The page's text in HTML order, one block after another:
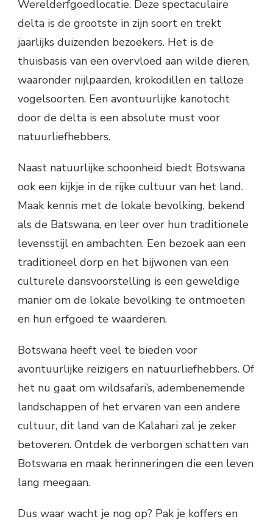
Werelderfgoedlocatie. Deze spectaculaire
delta is de grootste in zijn soort en trekt
jaarlijks duizenden bezoekers. Het is de
thuisbasis van een overvloed aan wilde dieren,
waaronder nijlpaarden, krokodillen en talloze
vogelsoorten. Een avontuurlijke kanotocht
door de delta is een absolute must voor
natuurliefhebbers.
Naast natuurlijke schoonheid biedt Botswana
ook een kijkje in de rijke cultuur van het land.
Maak kennis met de lokale bevolking, bekend
als de Batswana, en leer over hun traditionele
levensstijl en ambachten. Een bezoek aan een
traditioneel dorp en het bijwonen van een
culturele dansvoorstelling is een geweldige
manier om de lokale bevolking te ontmoeten
en hun erfgoed te waarderen.
Botswana heeft veel te bieden voor
avontuurlijke reizigers en natuurliefhebbers. Of
het nu gaat om wildsafari’s, adembenemende
landschappen of het ervaren van een andere
cultuur, dit land van de Kalahari zal je zeker
betoveren. Ontdek de verborgen schatten van
Botswana en maak herinneringen die een leven
lang meegaan.
Dus waar wacht je nog op? Pak je koffers en